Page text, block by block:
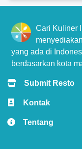
Cari Kuliner
yang ada di
berdasarkan kota
Submit Resto
Kontak
Tentang